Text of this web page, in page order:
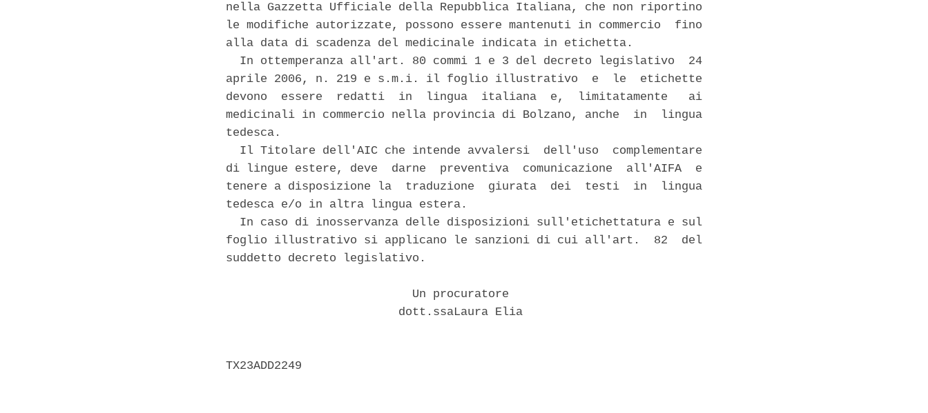
nella Gazzetta Ufficiale della Repubblica Italiana, che non riportino
le modifiche autorizzate, possono essere mantenuti in commercio  fino
alla data di scadenza del medicinale indicata in etichetta.
  In ottemperanza all'art. 80 commi 1 e 3 del decreto legislativo  24
aprile 2006, n. 219 e s.m.i. il foglio illustrativo  e  le  etichette
devono  essere  redatti  in  lingua  italiana  e,  limitatamente   ai
medicinali in commercio nella provincia di Bolzano, anche  in  lingua
tedesca.
  Il Titolare dell'AIC che intende avvalersi  dell'uso  complementare
di lingue estere, deve  darne  preventiva  comunicazione  all'AIFA  e
tenere a disposizione la  traduzione  giurata  dei  testi  in  lingua
tedesca e/o in altra lingua estera.
  In caso di inosservanza delle disposizioni sull'etichettatura e sul
foglio illustrativo si applicano le sanzioni di cui all'art.  82  del
suddetto decreto legislativo.
                           Un procuratore
                         dott.ssaLaura Elia